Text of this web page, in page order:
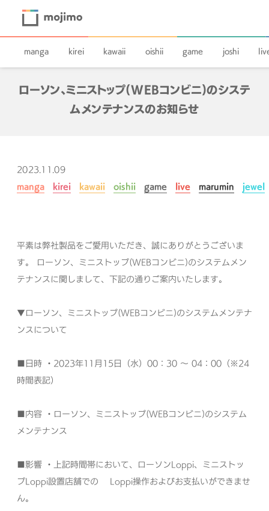
manga kirei kawaii oishii game joshi
ローソン、ミニストップ(WEBコンビニ)のシステ
ムメンテナンスのお知らせ
2023.11.09
manga
kirei kawaii oishii game live marumin jewel
平素は弊社製品をご愛用いただき、誠にありがとうございま
す。
ローソン、ミニストップ(WEBコンビニ)のシステムメン
テナンスに関しまして、下記の通りご案内いたします。
▼ローソン、ミニストップ(WEBコンビニ)のシステムメンテナ
ンスについて
■日時 ・2023年11月15日（水）00：30 ～ 04：00（※24
時間表記）
■内容 ・ローソン、ミニストップ(WEBコンビニ)のシステム
メンテナンス
■影響 ・上記時間帯において、ローソンLoppi、ミニストッ
プLoppi設置店舗での Loppi操作およびお支払いができませ
ん。